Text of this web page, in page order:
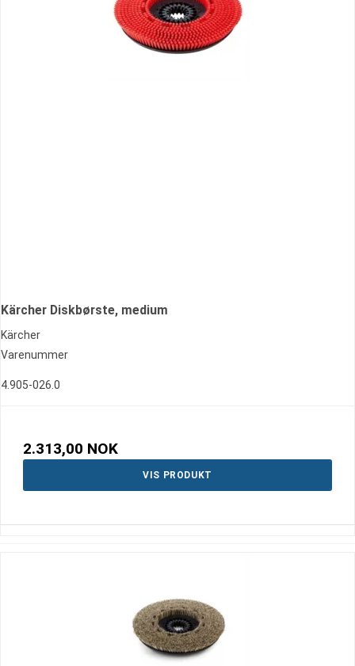
Kärcher Diskbørste, medium
Kärcher
Varenummer
4.905-026.0
2.313,00 NOK
VIS PRODUKT